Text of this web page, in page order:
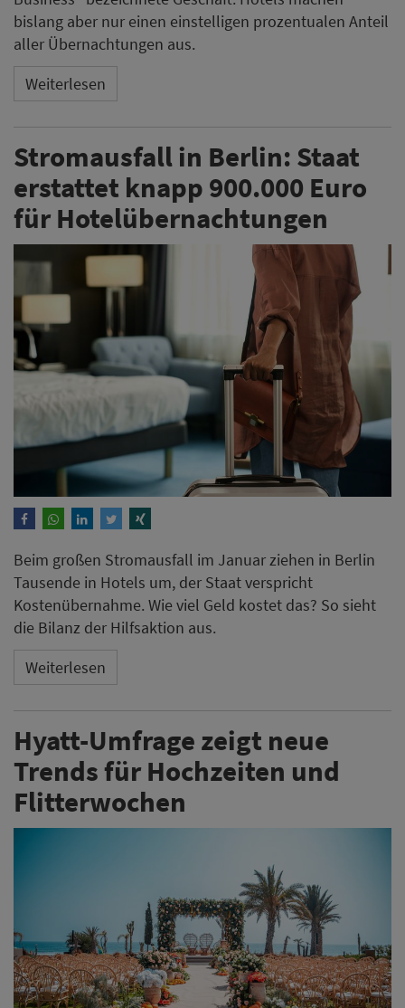
bislang aber nur einen einstelligen prozentualen Anteil
aller Übernachtungen aus.
Weiterlesen
Stromausfall in Berlin: Staat
erstattet knapp 900.000 Euro
für Hotelübernachtungen
Beim großen Stromausfall im Januar ziehen in Berlin
Tausende in Hotels um, der Staat verspricht
Kostenübernahme. Wie viel Geld kostet das? So sieht
die Bilanz der Hilfsaktion aus.
Weiterlesen
Hyatt-Umfrage zeigt neue
Trends für Hochzeiten und
Flitterwochen